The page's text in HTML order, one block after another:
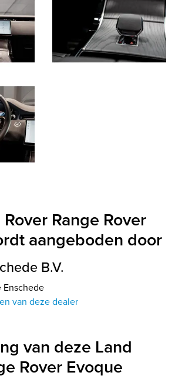
Range Rover
aangeboden door
B.V.
Enschede
van deze dealer
van deze Land
Rover Evoque